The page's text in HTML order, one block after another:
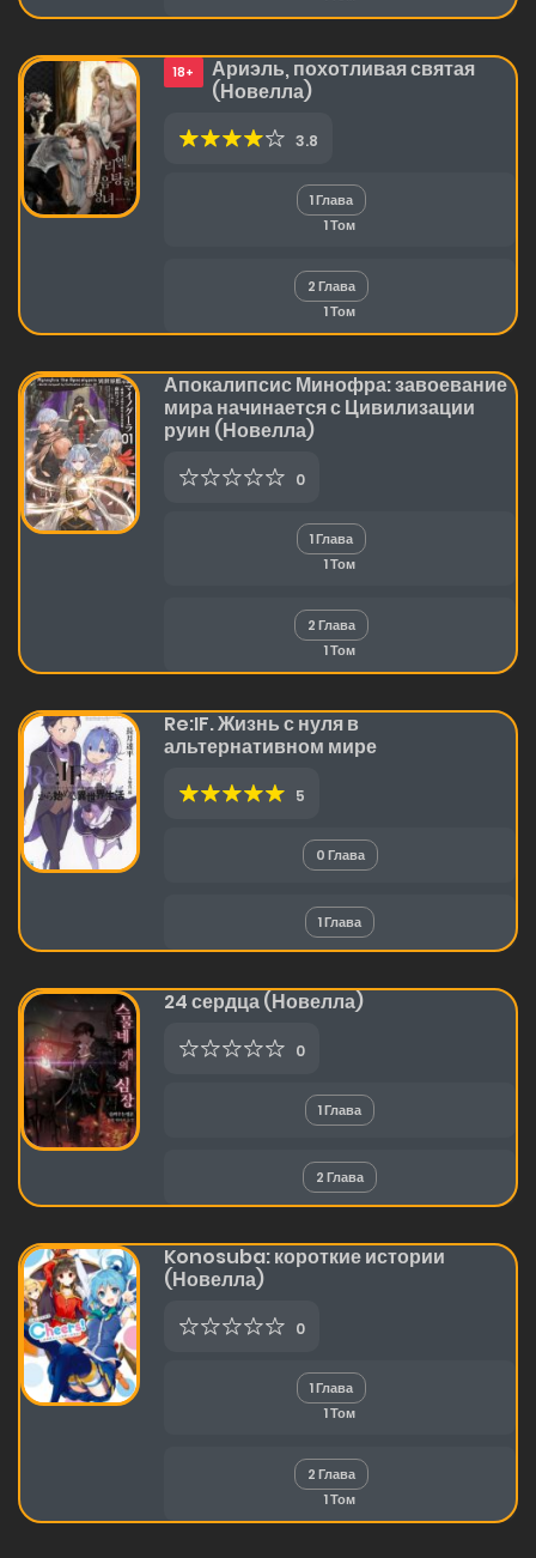
18+
Ариэль, похотливая святая
(Новелла)
3.8
1 Глава
1 Том
2 Глава
1 Том
Апокалипсис Минофра: завоевание
мира начинается с Цивилизации
руин (Новелла)
0
1 Глава
1 Том
2 Глава
1 Том
Re:IF. Жизнь с нуля в
альтернативном мире
5
0 Глава
1 Глава
24 сердца (Новелла)
0
1 Глава
2 Глава
Konosuba: короткие истории
(Новелла)
0
1 Глава
1 Том
2 Глава
1 Том